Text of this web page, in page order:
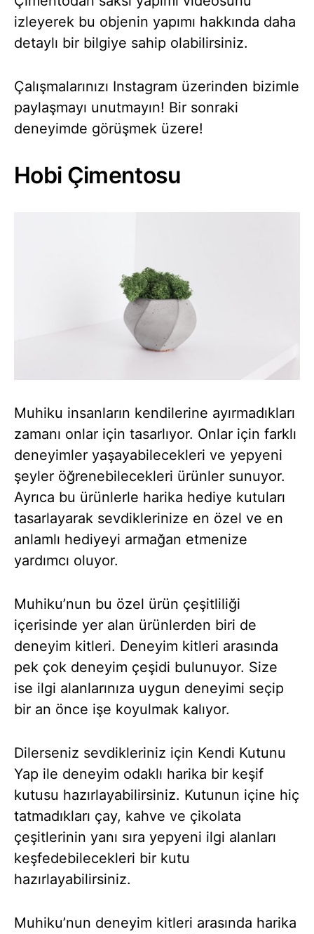
izleyerek bu objenin yapımı hakkında daha
detaylı bir bilgiye sahip olabilirsiniz.
Çalışmalarınızı Instagram üzerinden bizimle
paylaşmayı unutmayın! Bir sonraki
deneyimde görüşmek üzere!
Hobi Çimentosu
Muhiku insanların kendilerine ayırmadıkları
zamanı onlar için tasarlıyor. Onlar için farklı
deneyimler yaşayabilecekleri ve yepyeni
şeyler öğrenebilecekleri ürünler sunuyor.
Ayrıca bu ürünlerle harika hediye kutuları
tasarlayarak sevdiklerinize en özel ve en
anlamlı hediyeyi armağan etmenize
yardımcı oluyor.
Muhiku’nun bu özel ürün çeşitliliği
içerisinde yer alan ürünlerden biri de
deneyim kitleri. Deneyim kitleri arasında
pek çok deneyim çeşidi bulunuyor. Size
ise ilgi alanlarınıza uygun deneyimi seçip
bir an önce işe koyulmak kalıyor.
Dilerseniz sevdikleriniz için Kendi Kutunu
Yap ile deneyim odaklı harika bir keşif
kutusu hazırlayabilirsiniz. Kutunun içine hiç
tatmadıkları çay, kahve ve çikolata
çeşitlerinin yanı sıra yepyeni ilgi alanları
keşfedebilecekleri bir kutu
hazırlayabilirsiniz.
Muhiku’nun deneyim kitleri arasında harika